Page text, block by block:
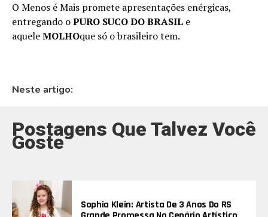
O Menos é Mais promete apresentações enérgicas,
entregando oPURO SUCO DO BRASIL e
aqueleMOLHOque só o brasileiro tem.
Neste artigo:
Postagens Que Talvez Você
Goste
Sophia Klein: Artista De 3 Anos Do RS